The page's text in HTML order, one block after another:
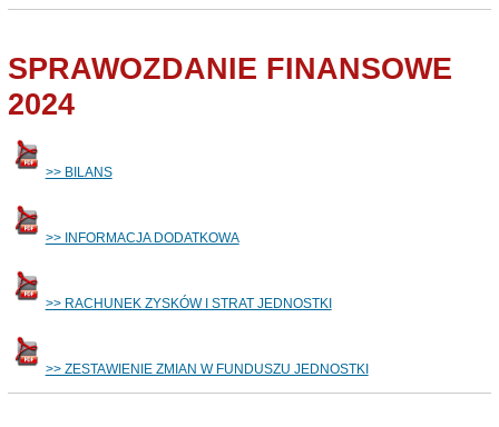
SPRAWOZDANIE FINANSOWE
2024
>> BILANS
>> INFORMACJA DODATKOWA
>> RACHUNEK ZYSKÓW I STRAT JEDNOSTKI
>> ZESTAWIENIE ZMIAN W FUNDUSZU JEDNOSTKI